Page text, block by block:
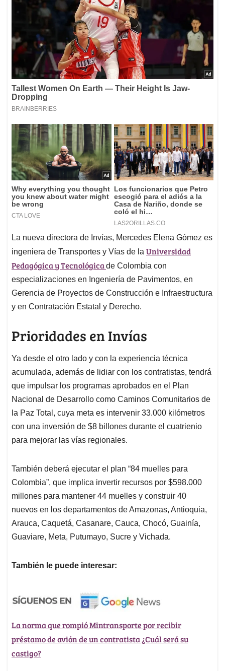
La nueva directora de Invías, Mercedes Elena Gómez es
ingeniera de Transportes y Vías de la Universidad
Pedagógica y Tecnológicade Colombia con
especializaciones en Ingeniería de Pavimentos, en
Gerencia de Proyectos de Construcción e Infraestructura
y en Contratación Estatal y Derecho.
Prioridades en Invías
Ya desde el otro lado y con la experiencia técnica
acumulada, además de lidiar con los contratistas, tendrá
que impulsar los programas aprobados en el Plan
Nacional de Desarrollo como Caminos Comunitarios de
la Paz Total, cuya meta es intervenir 33.000 kilómetros
con una inversión de $8 billones durante el cuatrienio
para mejorar las vías regionales.
También deberá ejecutar el plan “84 muelles para
Colombia”, que implica invertir recursos por $598.000
millones para mantener 44 muelles y construir 40
nuevos en los departamentos de Amazonas, Antioquia,
Arauca, Caquetá, Casanare, Cauca, Chocó, Guainía,
Guaviare, Meta, Putumayo, Sucre y Vichada.
También le puede interesar:
La norma que rompió Mintransporte por recibir
préstamo de avión de un contratista ¿Cuál será su
castigo?